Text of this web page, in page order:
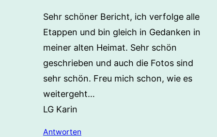
Sehr schöner Bericht, ich verfolge alle
Etappen und bin gleich in Gedanken in
meiner alten Heimat. Sehr schön
geschrieben und auch die Fotos sind
sehr schön. Freu mich schon, wie es
weitergeht…
LG Karin
Antworten